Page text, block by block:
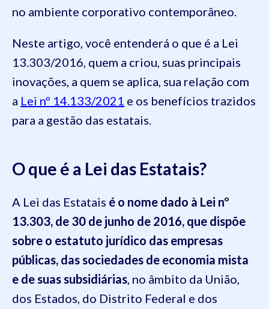
no ambiente corporativo contemporâneo.
Neste artigo, você entenderá o que é a Lei
13.303/2016, quem a criou, suas principais
inovações, a quem se aplica, sua relação com
a Lei nº 14.133/2021 e os benefícios trazidos
para a gestão das estatais.
O que é a Lei das Estatais?
A Lei das Estatais é o nome dado à Lei nº
13.303, de 30 de junho de 2016, que dispõe
sobre o estatuto jurídico das empresas
públicas, das sociedades de economia mista
e de suas subsidiárias, no âmbito da União,
dos Estados, do Distrito Federal e dos